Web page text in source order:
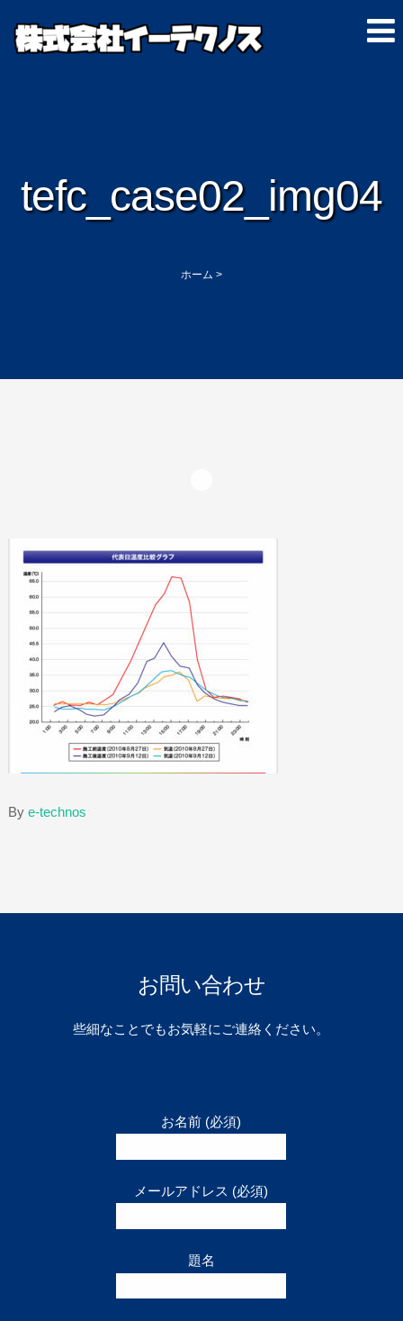
tefc_case02_img04
ホーム >
By e-technos
お問い合わせ
些細なことでもお気軽にご連絡ください。
お名前 (必須)
メールアドレス (必須)
題名